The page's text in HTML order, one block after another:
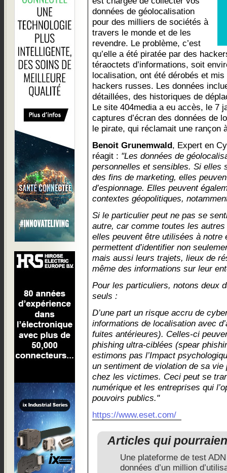
données de géolocalisation
pour des milliers de sociétés à
travers le monde et de les
revendre. Le problème, c’est
qu’elle a été piratée par des
téraoctets d’informations, soit
localisation, ont été dérobés et
hackers russes. Les données
détaillées, des historiques de
Le site 404media a eu accès, le 7
captures d’écran des données de
le pirate, qui réclamait une rançon
Benoit Grunemwald, Expert en
réagit : "Les données de
personnelles et sensibles. Si elles
des fins de marketing, elles
d’espionnage. Elles peuvent
contextes géopolitiques,
Si le particulier peut ne pas se
autre, car comme toutes les
elles peuvent être utilisées à notre
permettent d’identifier non
mais aussi leurs trajets, lieux de
même des informations sur leur
Pour les particuliers, notons deux
seuls :
D’une part un risque accru de
informations de localisation avec
fuites antérieures). Celles-ci
phishing ultra-ciblées (spear
estimons pas l’Impact
un sentiment de violation de sa
chez les victimes. Ceci peut se
numérique et les entreprises qui
pouvoirs publics."
https://www.eset.com/
Articles qui
Une plateforme de test
données d’un million